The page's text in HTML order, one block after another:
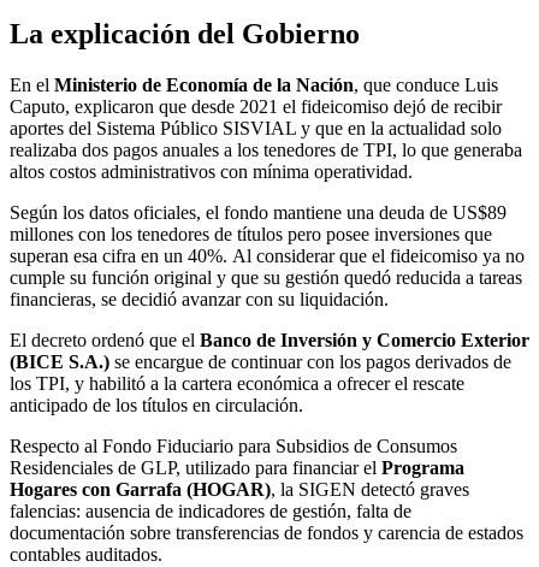
La explicación del Gobierno
En el Ministerio de Economía de la Nación, que conduce Luis
Caputo, explicaron que desde 2021 el fideicomiso dejó de recibir
aportes del Sistema Público SISVIAL y que en la actualidad solo
realizaba dos pagos anuales a los tenedores de TPI, lo que generaba
altos costos administrativos con mínima operatividad.
Según los datos oficiales, el fondo mantiene una deuda de US$89
millones con los tenedores de títulos pero posee inversiones que
superan esa cifra en un 40%. Al considerar que el fideicomiso ya no
cumple su función original y que su gestión quedó reducida a tareas
financieras, se decidió avanzar con su liquidación.
El decreto ordenó que el Banco de Inversión y Comercio Exterior
(BICE S.A.) se encargue de continuar con los pagos derivados de
los TPI, y habilitó a la cartera económica a ofrecer el rescate
anticipado de los títulos en circulación.
Respecto al Fondo Fiduciario para Subsidios de Consumos
Residenciales de GLP, utilizado para financiar el Programa
Hogares con Garrafa (HOGAR), la SIGEN detectó graves
falencias: ausencia de indicadores de gestión, falta de
documentación sobre transferencias de fondos y carencia de estados
contables auditados.